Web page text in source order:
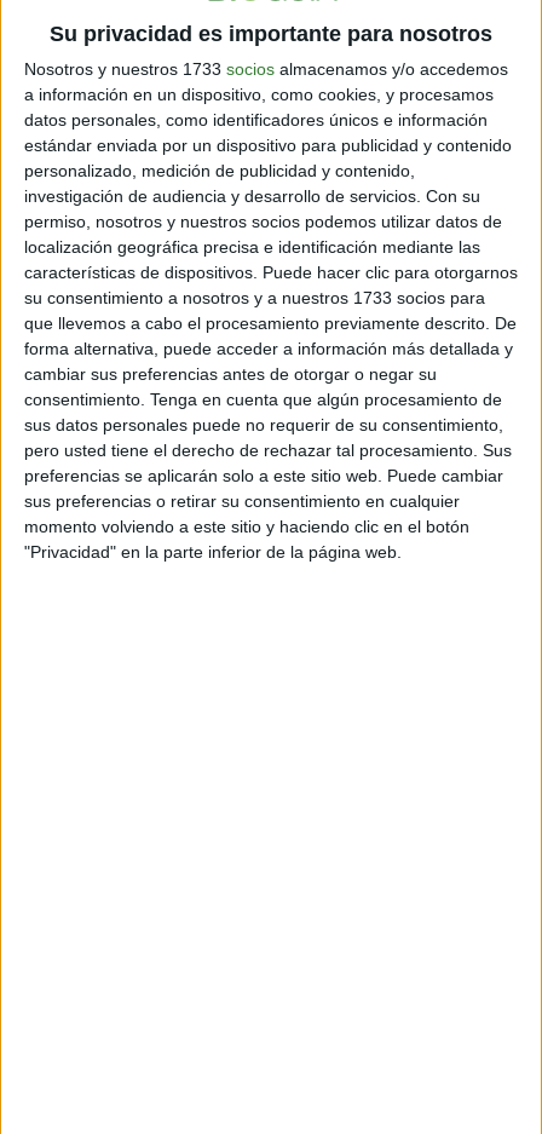
Su privacidad es importante para nosotros
Nosotros y nuestros 1733 socios almacenamos y/o accedemos
a información en un dispositivo, como cookies, y procesamos
datos personales, como identificadores únicos e información
estándar enviada por un dispositivo para publicidad y contenido
personalizado, medición de publicidad y contenido,
investigación de audiencia y desarrollo de servicios. Con su
permiso, nosotros y nuestros socios podemos utilizar datos de
localización geográfica precisa e identificación mediante las
características de dispositivos. Puede hacer clic para otorgarnos
su consentimiento a nosotros y a nuestros 1733 socios para
que llevemos a cabo el procesamiento previamente descrito. De
forma alternativa, puede acceder a información más detallada y
cambiar sus preferencias antes de otorgar o negar su
consentimiento. Tenga en cuenta que algún procesamiento de
sus datos personales puede no requerir de su consentimiento,
pero usted tiene el derecho de rechazar tal procesamiento. Sus
preferencias se aplicarán solo a este sitio web. Puede cambiar
sus preferencias o retirar su consentimiento en cualquier
momento volviendo a este sitio y haciendo clic en el botón
"Privacidad" en la parte inferior de la página web.
causa más de 10.000muertes anuales, principalmente
en Asia.
Por su parte,el virusdel Zika , que tiene efectos
neurológicos graves y de largo plazo en bebésde
madres infectadas durante el embarazo.